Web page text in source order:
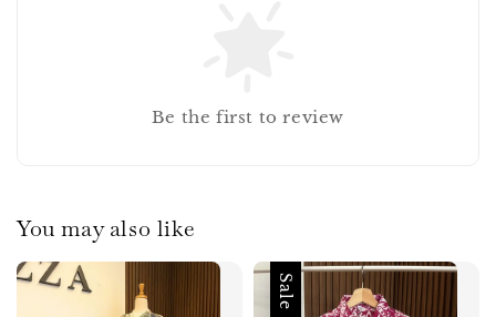
Be the first to review
You may also like
Sale